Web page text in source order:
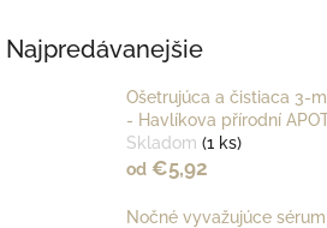
Najpredávanejšie
Ošetrujúca a čistiaca 3-
- Havlíkova přírodní
Skladom (1 ks)
od €5,92
Nočné vyvažujúce